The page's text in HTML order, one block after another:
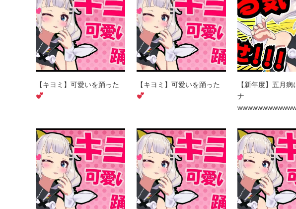
【キヨミ】可愛いを踊った 【キヨミ】可愛いを踊った
【新年度】五月
ナ